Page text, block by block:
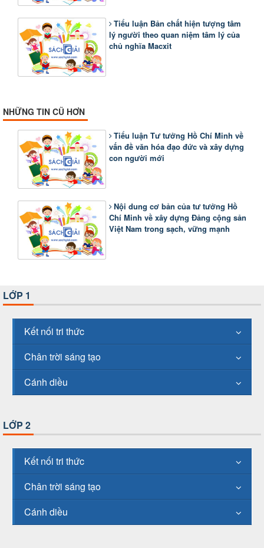
Tiểu luận Bản chất hiện tượng tâm
lý người theo quan niệm tâm lý của
chủ nghĩa Macxit
NHỮNG TIN CŨ HƠN
Tiểu luận Tư tưởng Hồ Chí Minh về
vấn đề văn hóa đạo đức và xây dựng
con người mới
Nội dung cơ bản của tư tưởng Hồ
Chí Minh về xây dựng Đảng cộng sản
Việt Nam trong sạch, vững mạnh
LỚP 1
Kết nối tri thức
Chân trời sáng tạo
Cánh diều
LỚP 2
Kết nối tri thức
Chân trời sáng tạo
Cánh diều